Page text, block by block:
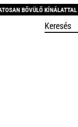
ÉS